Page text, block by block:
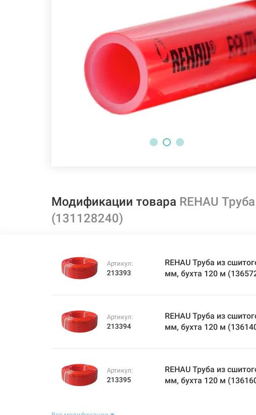
Модификации товара REHAU
(131128240)
Артикул:
213393
REHAU Труба из
мм, бухта 120 м
Артикул:
213394
REHAU Труба из
мм, бухта 120 м
Артикул:
213395
REHAU Труба из
мм, бухта 120 м